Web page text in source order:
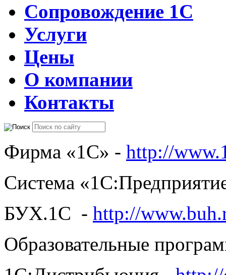
Сопровождение 1С
Услуги
Цены
О компании
Контакты
Фирма «1С» - http://
Система
БУХ.1С - http://
Образовательные